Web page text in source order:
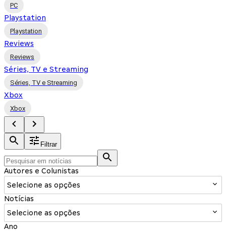
PC
Playstation
Playstation
Reviews
Reviews
Séries, TV e Streaming
Séries, TV e Streaming
Xbox
Xbox
Filtrar
Autores e Colunistas
Selecione as opções
Notícias
Selecione as opções
Ano